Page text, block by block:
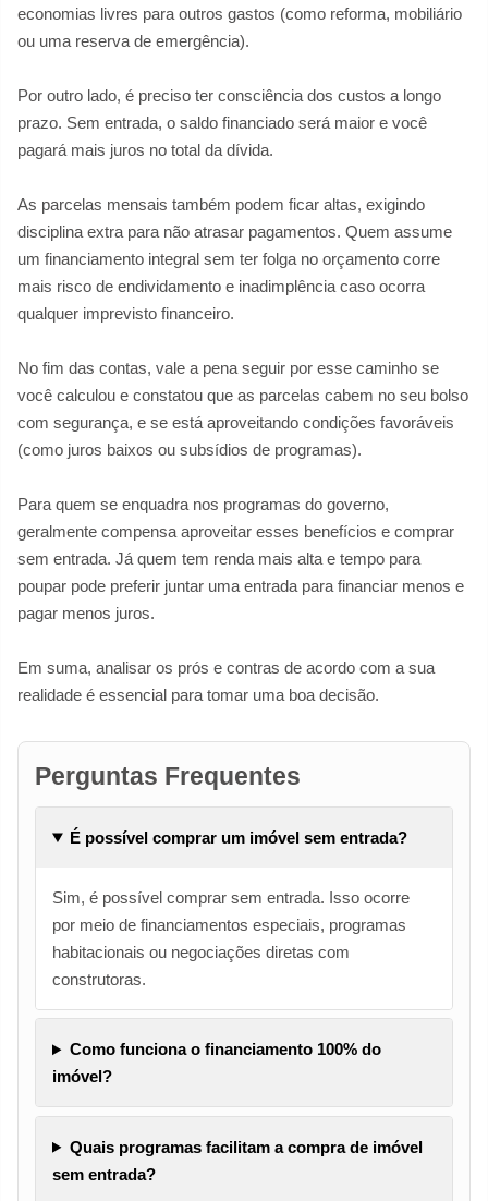
economias livres para outros gastos (como reforma, mobiliário
ou uma reserva de emergência).
Por outro lado, é preciso ter consciência dos custos a longo
prazo. Sem entrada, o saldo financiado será maior e você
pagará mais juros no total da dívida.
As parcelas mensais também podem ficar altas, exigindo
disciplina extra para não atrasar pagamentos. Quem assume
um financiamento integral sem ter folga no orçamento corre
mais risco de endividamento e inadimplência caso ocorra
qualquer imprevisto financeiro.
No fim das contas, vale a pena seguir por esse caminho se
você calculou e constatou que as parcelas cabem no seu bolso
com segurança, e se está aproveitando condições favoráveis
(como juros baixos ou subsídios de programas).
Para quem se enquadra nos programas do governo,
geralmente compensa aproveitar esses benefícios e comprar
sem entrada. Já quem tem renda mais alta e tempo para
poupar pode preferir juntar uma entrada para financiar menos e
pagar menos juros.
Em suma, analisar os prós e contras de acordo com a sua
realidade é essencial para tomar uma boa decisão.
Perguntas Frequentes
É possível comprar um imóvel sem entrada?
Sim, é possível comprar sem entrada. Isso ocorre
por meio de financiamentos especiais, programas
habitacionais ou negociações diretas com
construtoras.
Como funciona o financiamento 100% do
imóvel?
Quais programas facilitam a compra de imóvel
sem entrada?